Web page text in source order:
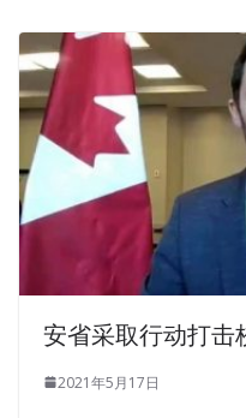
安省采取行动打击
2021年5月17日